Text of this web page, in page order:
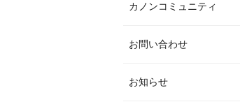
カノンコミュニティ
お問い合わせ
お知らせ